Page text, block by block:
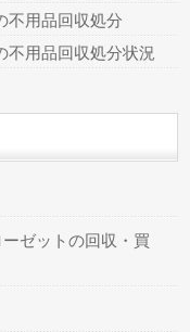
不用品回収処分
不用品回収処分状況
ゼットの回収・買